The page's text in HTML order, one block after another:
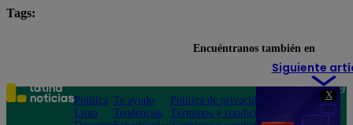
X
Tags:
Siguiente
Encuéntranos también en
Política
Lima
Te ayudo
Tendencias
Política de privacidad
Términos y condiciones
Teléfono: 219
Av. San